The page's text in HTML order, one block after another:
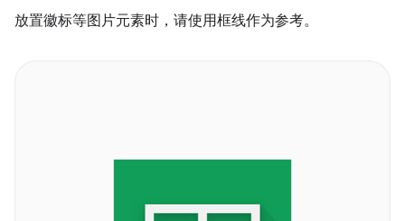
放置徽标等图片元素时，请使用框线作为参考。